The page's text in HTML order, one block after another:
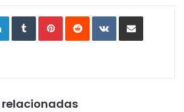
LinkedInTumblrPinterestReddit VKontakteCompartir por correo
relacionadas